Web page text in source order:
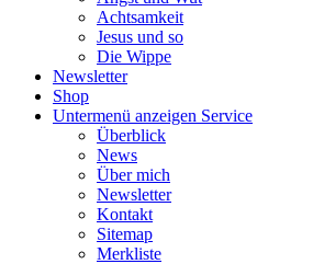
Achtsamkeit
Jesus und so
Die Wippe
Newsletter
Shop
Untermenü anzeigen Service
Überblick
News
Über mich
Newsletter
Kontakt
Sitemap
Merkliste